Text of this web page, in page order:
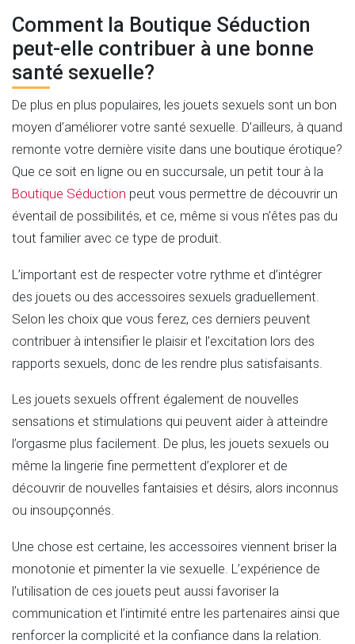
Comment la Boutique Séduction
peut-elle contribuer à une bonne
santé sexuelle?
De plus en plus populaires, les jouets sexuels sont un bon
moyen d’améliorer votre santé sexuelle. D’ailleurs, à quand
remonte votre dernière visite dans une boutique érotique?
Que ce soit en ligne ou en succursale, un petit tour à la
Boutique Séduction peut vous permettre de découvrir un
éventail de possibilités, et ce, même si vous n’êtes pas du
tout familier avec ce type de produit.
L’important est de respecter votre rythme et d’intégrer
des jouets ou des accessoires sexuels graduellement.
Selon les choix que vous ferez, ces derniers peuvent
contribuer à intensifier le plaisir et l’excitation lors des
rapports sexuels, donc de les rendre plus satisfaisants.
Les jouets sexuels offrent également de nouvelles
sensations et stimulations qui peuvent aider à atteindre
l’orgasme plus facilement. De plus, les jouets sexuels ou
même la lingerie fine permettent d’explorer et de
découvrir de nouvelles fantaisies et désirs, alors inconnus
ou insoupçonnés.
Une chose est certaine, les accessoires viennent briser la
monotonie et pimenter la vie sexuelle. L’expérience de
l’utilisation de ces jouets peut aussi favoriser la
communication et l’intimité entre les partenaires ainsi que
renforcer la complicité et la confiance dans la relation.